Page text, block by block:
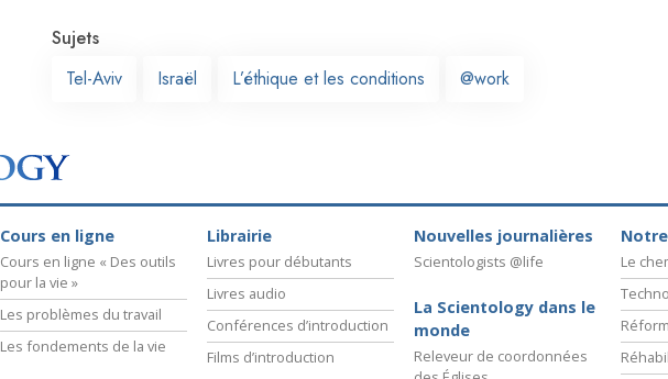
Sujets
Tel-Aviv
Israël L’éthique et les conditions @work
Cours en ligne
Cours en ligne « Des outils
pour la vie »
Les problèmes du travail
Les fondements de la vie
Librairie
Livres pour débutants
Livres audio
Conférences d’introduction
Films d’introduction
Nouvelles journalières
Scientologists @life
La Scientology dans le
monde
Releveur de coordonnées
Le